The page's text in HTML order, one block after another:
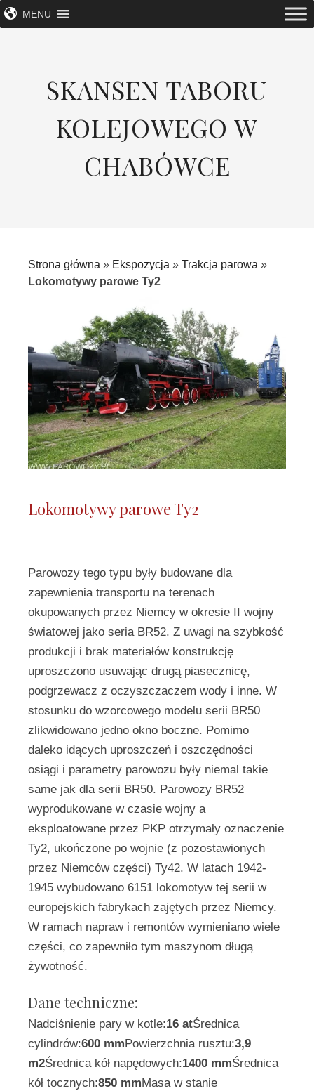
MENU
SKANSEN TABORU
KOLEJOWEGO W
CHABÓWCE
Strona główna » Ekspozycja » Trakcja parowa »
Lokomotywy parowe Ty2
Lokomotywy parowe Ty2
Parowozy tego typu były budowane dla
zapewnienia transportu na terenach
okupowanych przez Niemcy w okresie II wojny
światowej jako seria BR52. Z uwagi na szybkość
produkcji i brak materiałów konstrukcję
uproszczono usuwając drugą piasecznicę,
podgrzewacz z oczyszczaczem wody i inne. W
stosunku do wzorcowego modelu serii BR50
zlikwidowano jedno okno boczne. Pomimo
daleko idących uproszczeń i oszczędności
osiągi i parametry parowozu były niemal takie
same jak dla serii BR50. Parowozy BR52
wyprodukowane w czasie wojny a
eksploatowane przez PKP otrzymały oznaczenie
Ty2, ukończone po wojnie (z pozostawionych
przez Niemców części) Ty42. W latach 1942-
1945 wybudowano 6151 lokomotyw tej serii w
europejskich fabrykach zajętych przez Niemcy.
W ramach napraw i remontów wymieniano wiele
części, co zapewniło tym maszynom długą
żywotność.
Dane techniczne:
Nadciśnienie pary w kotle:16 atŚrednica
cylindrów:600 mmPowierzchnia rusztu:3,9
m2Średnica kół napędowych:1400 mmŚrednica
kół tocznych:850 mmMasa w stanie